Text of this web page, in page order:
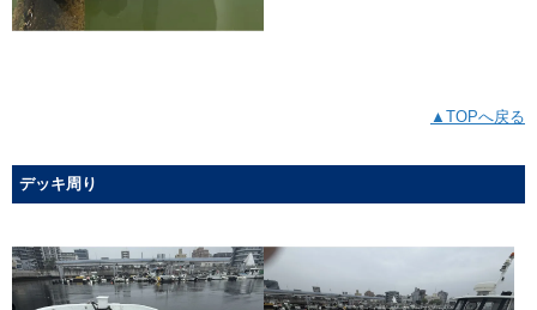
▲TOPへ戻る
デッキ周り